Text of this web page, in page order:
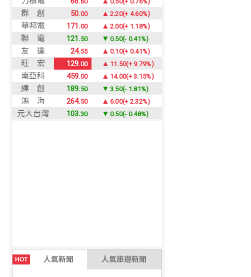
HOT 人氣新聞 人氣旅遊新聞